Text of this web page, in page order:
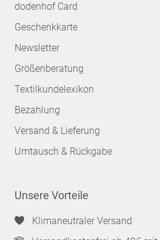
dodenhof Card
Geschenkkarte
Newsletter
Größenberatung
Textilkundelexikon
Bezahlung
Versand & Lieferung
Umtausch & Rückgabe
Unsere Vorteile
Klimaneutraler Versand